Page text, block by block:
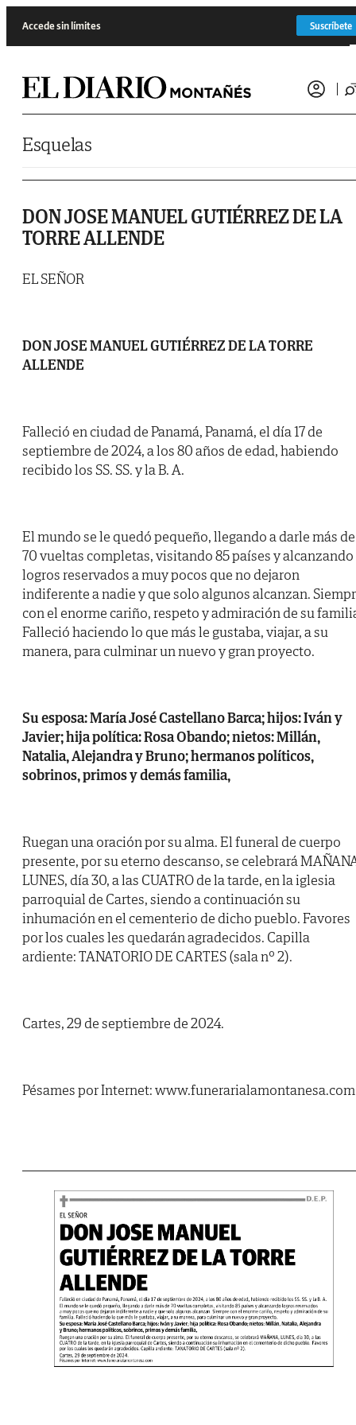
Accede sin límites Suscríbete
Esquelas
DON JOSE MANUEL GUTIÉRREZ DE LA
TORRE ALLENDE
EL SEÑOR
DON JOSE MANUEL GUTIÉRREZ DE LA TORRE
ALLENDE
Falleció en ciudad de Panamá, Panamá, el día 17 de
septiembre de 2024, a los 80 años de edad, habiendo
recibido los SS. SS. y la B. A.
El mundo se le quedó pequeño, llegando a darle más de
70 vueltas completas, visitando 85 países y alcanzando
logros reservados a muy pocos que no dejaron
indiferente a nadie y que solo algunos alcanzan.
con el enorme cariño, respeto y admiración de su
Falleció haciendo lo que más le gustaba, viajar, a su
manera, para culminar un nuevo y gran proyecto.
Su esposa: María José Castellano Barca; hijos: Iván y
Javier; hija política: Rosa Obando; nietos: Millán,
Natalia, Alejandra y Bruno; hermanos políticos,
sobrinos, primos y demás familia,
Ruegan una oración por su alma. El funeral de cuerpo
presente, por su eterno descanso, se celebrará
LUNES, día 30, a las CUATRO de la tarde, en la iglesia
parroquial de Cartes, siendo a continuación su
inhumación en el cementerio de dicho pueblo. Favores
por los cuales les quedarán agradecidos. Capilla
ardiente: TANATORIO DE CARTES (sala nº 2).
Cartes, 29 de septiembre de 2024.
Pésames por Internet: www.funerarialamontanesa.com